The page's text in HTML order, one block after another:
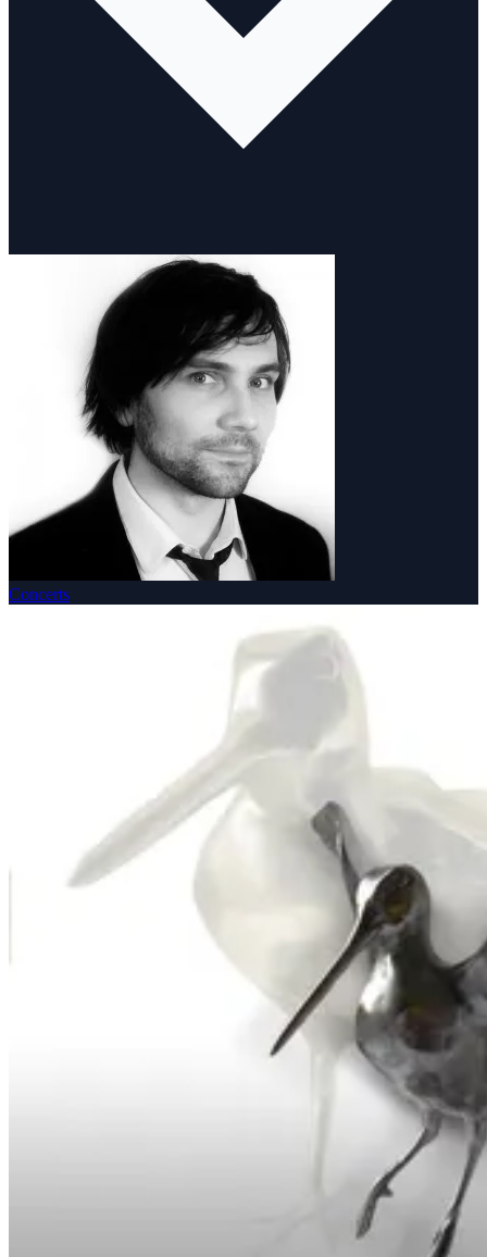
Concerts